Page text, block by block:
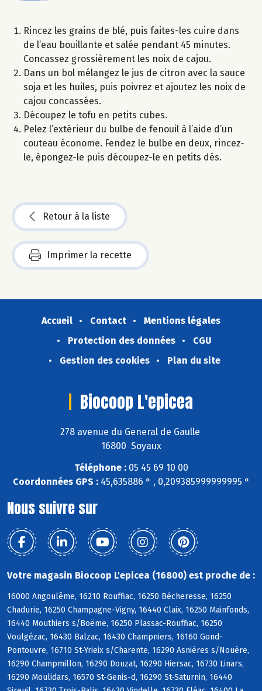
Rincez les grains de blé, puis faites-les cuire dans
de l’eau bouillante et salée pendant 45 minutes.
Concassez grossièrement les noix de cajou.
Dans un bol mélangez le jus de citron avec la sauce
soja et les huiles, puis poivrez et ajoutez les noix de
cajou concassées.
Découpez le tofu en petits cubes.
Pelez l’extérieur du bulbe de fenouil à l’aide d’un
couteau économe. Fendez le bulbe en deux, rincez-
le, épongez-le puis découpez-le en petits dés.
Retour à la liste
Imprimer la recette
Accueil Contact
Mentions légales
Protection des données
CGU
Gestion des cookies
Plan du site
Biocoop L'epicea
278 avenue du General de Gaulle
16800 Soyaux
Téléphone :05 45 69 10 00
Coordonnées GPS :45,635886 ° , 0,209385999999995 °
Nous suivre sur
Votre magasin Biocoop L'epicea (16800) est proche de :
16000 Angoulême, 16210 Rouffiac, 16250 Bécheresse, 16250
Chadurie, 16250 Champagne-Vigny, 16440 Claix, 16250 Mainfonds,
16440 Mouthiers s/Boëme, 16250 Plassac-Rouffiac, 16250
Voulgézac, 16430 Balzac, 16430 Champniers, 16160 Gond-
Pontouvre, 16710 St-Yrieix s/Charente, 16290 Asnières s/Nouère,
16290 Champmillon, 16290 Douzat, 16290 Hiersac, 16730 Linars,
16290 Moulidars, 16570 St-Genis-d, 16290 St-Saturnin, 16440